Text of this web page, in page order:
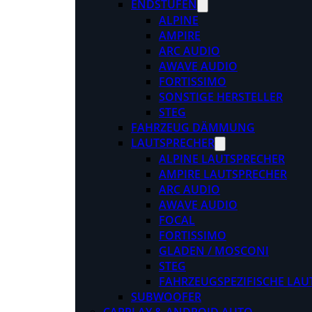
ENDSTUFEN
ALPINE
AMPIRE
ARC AUDIO
AWAVE AUDIO
FORTISSIMO
SONSTIGE HERSTELLER
STEG
FAHRZEUG DÄMMUNG
LAUTSPRECHER
ALPINE LAUTSPRECHER
AMPIRE LAUTSPRECHER
ARC AUDIO
AWAVE AUDIO
FOCAL
FORTISSIMO
GLADEN / MOSCONI
STEG
FAHRZEUGSPEZIFISCHE
SUBWOOFER